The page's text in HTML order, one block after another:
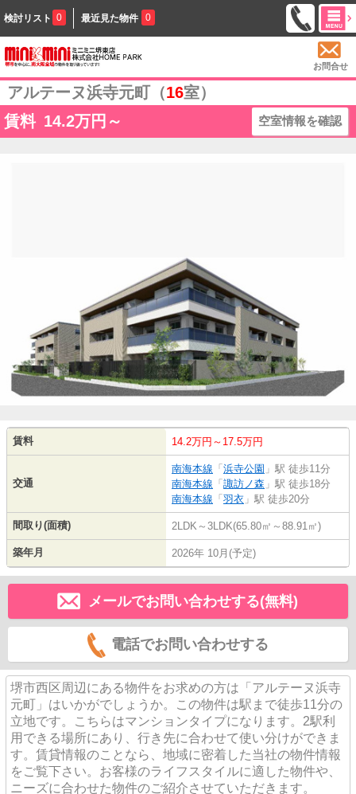
検討リスト 0 最近見た物件 0
お問合せ
アルテーヌ浜寺元町（16室）
賃料 14.2万円～ 空室情報を確認
賃料 14.2万円～17.5万円
交通
南海本線 「 浜寺公園 」駅 徒歩11分
南海本線 「 諏訪ノ森 」駅 徒歩18分
南海本線 「 羽衣 」駅 徒歩20分
間取り(面積) 2LDK～3LDK(65.80㎡～88.91㎡)
築年月 2026年 10月(予定)
メールでお問い合わせする(無料)
電話でお問い合わせする
堺市西区周辺にある物件をお求めの方は「アルテーヌ浜寺
元町」はいかがでしょうか。この物件は駅まで徒歩11分の
立地です。こちらはマンションタイプになります。2駅利
用できる場所にあり、行き先に合わせて使い分けができま
す。賃貸情報のことなら、地域に密着した当社の物件情報
をご覧下さい。お客様のライフスタイルに適した物件や、
ニーズに合わせた物件のご紹介させていただきます。